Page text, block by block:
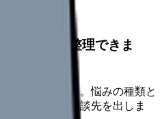
サインか整理できま
も大丈夫です。悩みの種類と
べき記事と相談先を出しま